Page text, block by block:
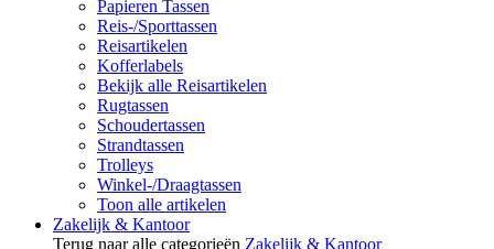
Papieren Tassen
Reis-/Sporttassen
Reisartikelen
Kofferlabels
Bekijk alle Reisartikelen
Rugtassen
Schoudertassen
Strandtassen
Trolleys
Winkel-/Draagtassen
Toon alle artikelen
Zakelijk & Kantoor
Terug naar alle categorieën Zakelijk & Kantoor